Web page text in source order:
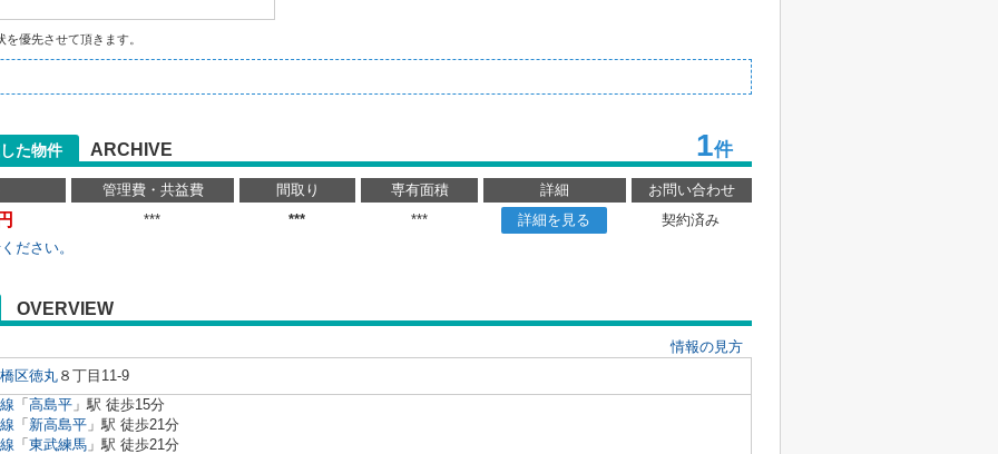
優先させて頂きます。
た物件 ARCHIVE 1件
管理費・共益費 間取り 専有面積 詳細
お問い合わせ
*** *** *** 詳細を見る
契約済み
ださい。
OVERVIEW
情報の見方
区徳丸 ８丁目11-9
「 高島平 」駅 徒歩15分
「 新高島平 」駅 徒歩21分
「 東武練馬 」駅 徒歩21分